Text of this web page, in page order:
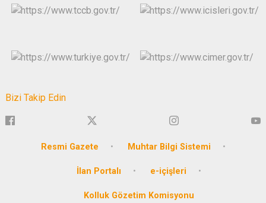
Bizi Takip Edin
Resmi Gazete Muhtar Bilgi Sistemi
İlan Portalı e-içişleri
Kolluk Gözetim Komisyonu